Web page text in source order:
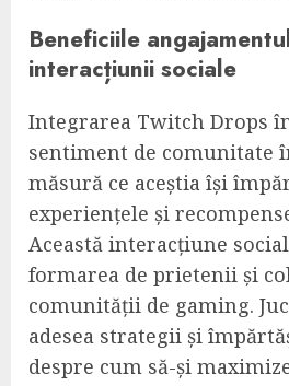
Beneficiile
interacțiunii sociale
Integrarea Twitch Drops
sentiment de comunitate
măsură ce aceștia își
experiențele și
Această interacțiune
formarea de prietenii și
comunității de gaming.
adesea strategii și
despre cum să-și